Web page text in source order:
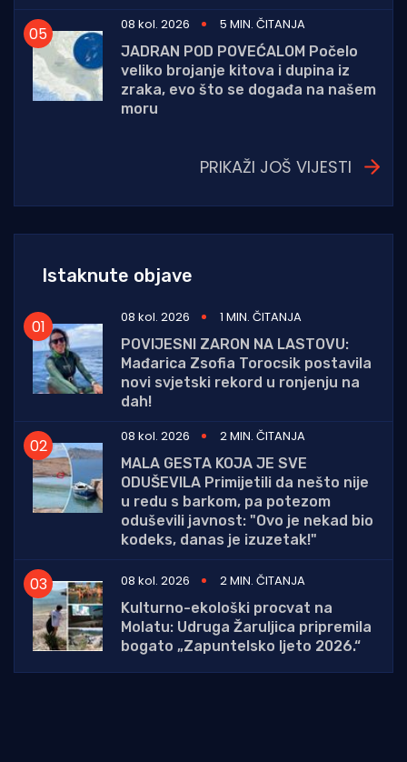
08 kol. 2026
5 MIN. ČITANJA
JADRAN POD POVEĆALOM Počelo
veliko brojanje kitova i dupina iz
zraka, evo što se događa na našem
moru
PRIKAŽI JOŠ VIJESTI
Istaknute objave
08 kol. 2026
1 MIN. ČITANJA
POVIJESNI ZARON NA LASTOVU:
Mađarica Zsofia Torocsik postavila
novi svjetski rekord u ronjenju na
dah!
08 kol. 2026
2 MIN. ČITANJA
MALA GESTA KOJA JE SVE
ODUŠEVILA Primijetili da nešto nije
u redu s barkom, pa potezom
oduševili javnost: "Ovo je nekad bio
kodeks, danas je izuzetak!"
08 kol. 2026
2 MIN. ČITANJA
Kulturno-ekološki procvat na
Molatu: Udruga Žaruljica pripremila
bogato „Zapuntelsko ljeto 2026.“